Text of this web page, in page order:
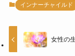
インナーチャイルド
女性の